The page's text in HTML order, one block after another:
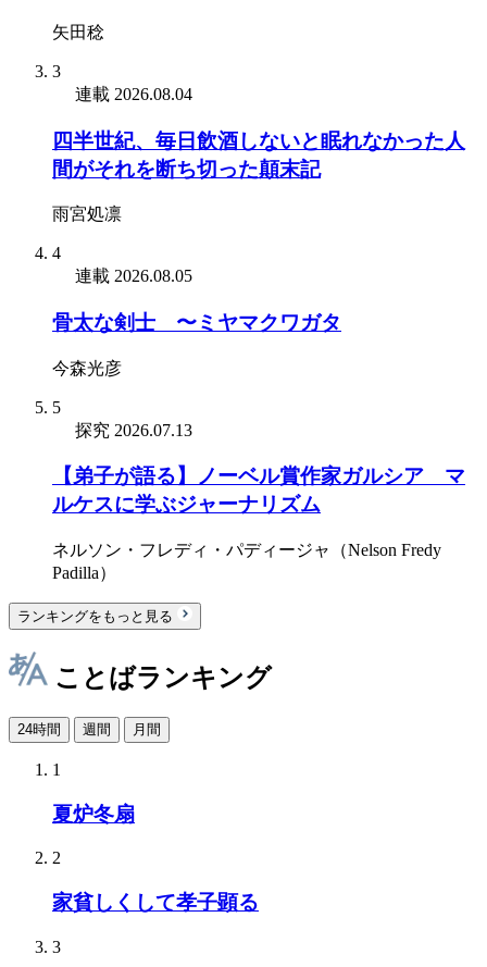
矢田稔
3
連載 2026.08.04
四半世紀、毎日飲酒しないと眠れなかった人
間がそれを断ち切った顛末記
雨宮処凛
4
連載 2026.08.05
骨太な剣士 〜ミヤマクワガタ
今森光彦
5
探究 2026.07.13
【弟子が語る】ノーベル賞作家ガルシア゠マ
ルケスに学ぶジャーナリズム
ネルソン・フレディ・パディージャ（Nelson Fredy
Padilla）
ランキングをもっと見る
ことばランキング
24時間 週間 月間
1
夏炉冬扇
2
家貧しくして孝子顕る
3